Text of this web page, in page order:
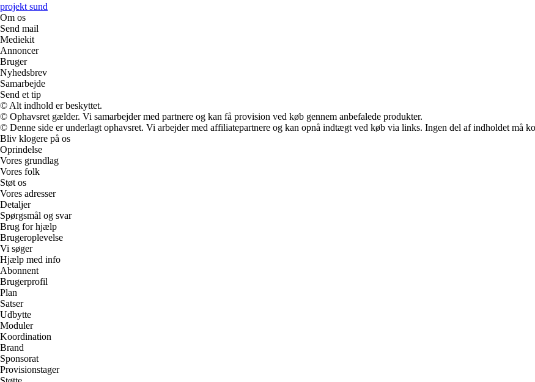
projekt sund
Om os
Send mail
Mediekit
Annoncer
Bruger
Nyhedsbrev
Samarbejde
Send et tip
© Alt indhold er beskyttet.
© Ophavsret gælder. Vi samarbejder med partnere og kan få provision ved køb gennem anbefalede produkter.
© Denne side er underlagt ophavsret. Vi arbejder med affiliatepartnere og kan opnå indtægt ved køb via links. Ingen del af indholdet må
Bliv klogere på os
Oprindelse
Vores grundlag
Vores folk
Støt os
Vores adresser
Detaljer
Spørgsmål og svar
Brug for hjælp
Brugeroplevelse
Vi søger
Hjælp med info
Abonnent
Brugerprofil
Plan
Satser
Udbytte
Moduler
Koordination
Brand
Sponsorat
Provisionstager